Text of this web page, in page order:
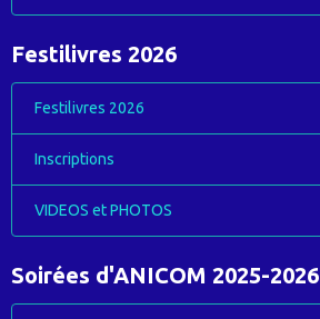
Festilivres 2026
Festilivres 2026
Inscriptions
VIDEOS et PHOTOS
Soirées d'ANICOM 2025-2026